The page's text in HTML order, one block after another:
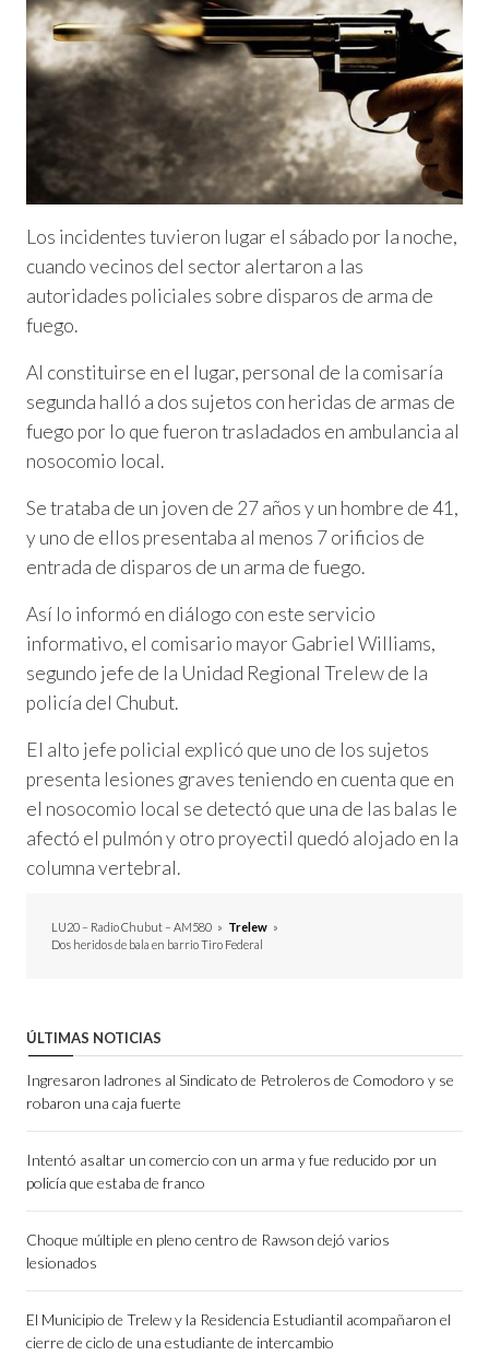
Los incidentes tuvieron lugar el sábado por la noche,
cuando vecinos del sector alertaron a las
autoridades policiales sobre disparos de arma de
fuego.
Al constituirse en el lugar, personal de la comisaría
segunda halló a dos sujetos con heridas de armas de
fuego por lo que fueron trasladados en ambulancia al
nosocomio local.
Se trataba de un joven de 27 años y un hombre de 41,
y uno de ellos presentaba al menos 7 orificios de
entrada de disparos de un arma de fuego.
Así lo informó en diálogo con este servicio
informativo, el comisario mayor Gabriel Williams,
segundo jefe de la Unidad Regional Trelew de la
policía del Chubut.
El alto jefe policial explicó que uno de los sujetos
presenta lesiones graves teniendo en cuenta que en
el nosocomio local se detectó que una de las balas le
afectó el pulmón y otro proyectil quedó alojado en la
columna vertebral.
LU20 – Radio Chubut – AM580 » Trelew »
Dos heridos de bala en barrio Tiro Federal
ÚLTIMAS NOTICIAS
Ingresaron ladrones al Sindicato de Petroleros de Comodoro y se
robaron una caja fuerte
Intentó asaltar un comercio con un arma y fue reducido por un
policía que estaba de franco
Choque múltiple en pleno centro de Rawson dejó varios
lesionados
El Municipio de Trelew y la Residencia Estudiantil acompañaron el
cierre de ciclo de una estudiante de intercambio